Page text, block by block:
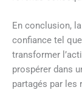
En conclusion,
confiance tel
transformer
prospérer dans
partagés par les